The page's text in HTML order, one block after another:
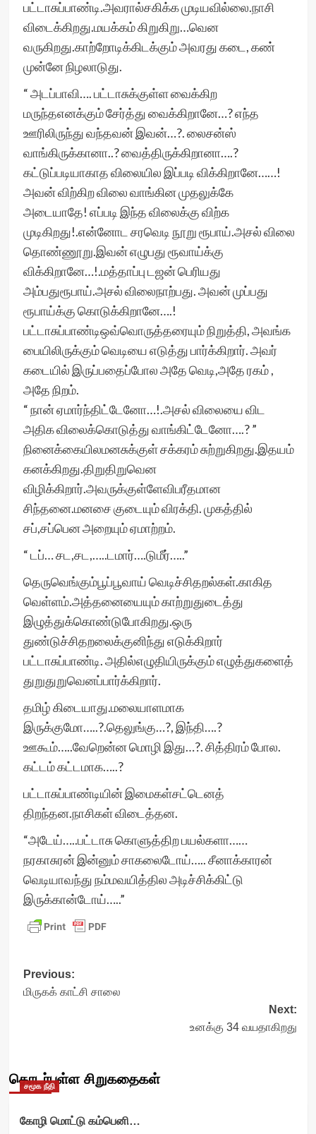
பட்டாசுப்பாண்டி.அவரால்சகிக்க முடியவில்லை.நாசி
விடைக்கிறது.மயக்கம் கிறுகிறு…வென
வருகிறது.காற்றோடிக்கிடக்கும் அவரது கடை, கண்
முன்னே நிழலாடுது.
“ அடப்பாவி…. பட்டாசுக்குள்ள வைக்கிற
மருந்தஎனக்கும் சேர்த்து வைக்கிறானே…? எந்த
ஊரிலிருந்து வந்தவன் இவன்…?. லைசன்ஸ்
வாங்கிருக்கானா..? வைத்திருக்கிறானா….?
கட்டுப்படியாகாத விலையில இப்படி விக்கிறானே……!
அவன் விற்கிற விலை வாங்கின முதலுக்கே
அடையாதே! எப்படி இந்த விலைக்கு விற்க
முடிகிறது!.என்னோட சரவெடி நூறு ரூபாய்.அசல் விலை
தொண்ணூறு.இவன் எழுபது ரூவாய்க்கு
விக்கிறானே…!.மத்தாப்பு டஜன் பெரியது
அம்பதுரூபாய்.அசல் விலைநாற்பது. அவன் முப்பது
ரூபாய்க்கு கொடுக்கிறானே….!
பட்டாசுப்பாண்டிஒவ்வொருத்தரையும் நிறுத்தி, அவங்க
பையிலிருக்கும் வெடியை எடுத்து பார்க்கிறார். அவர்
கடையில் இருப்பதைப்போல அதே வெடி,அதே ரகம் ,
அதே நிறம்.
“ நான் ஏமார்ந்திட்டேனோ…!.அசல் விலையை விட
அதிக விலைக்கொடுத்து வாங்கிட்டேனோ….? ”
நினைக்கையிலமனசுக்குள் சக்கரம் சுற்றுகிறது.இதயம்
கனக்கிறது.திறுதிறுவென
விழிக்கிறார்.அவருக்குள்ளேவிபரீதமான
சிந்தனை.மனசை குடையும் விரக்தி. முகத்தில்
சப்,சப்பென அறையும் ஏமாற்றம்.
“ டப்… சட,சட,…..டமார்….டுமீர்…..”
தெருவெங்கும்பூப்பூவாய் வெடிச்சிதறல்கள்.காகித
வெள்ளம்.அத்தனையையும் காற்றுதுடைத்து
இழுத்துக்கொண்டுபோகிறது.ஒரு
துண்டுச்சிதறலைக்குனிந்து எடுக்கிறார்
பட்டாசுப்பாண்டி. அதில்எழுதியிருக்கும் எழுத்துகளைத்
துறுதுறுவெனப்பார்க்கிறார்.
தமிழ் கிடையாது.மலையாளமாக
இருக்குமோ…..?.தெலுங்கு…?, இந்தி….?
ஊகூம்…..வேறென்ன மொழி இது…?. சித்திரம் போல.
கட்டம் கட்டமாக…..?
பட்டாசுப்பாண்டியின் இமைகள்சட்டெனத்
திறந்தன.நாசிகள் விடைத்தன.
“அடேய்…..பட்டாசு கொளுத்திற பயல்களா……
நரகாசுரன் இன்னும் சாகலைடோய்….. சீனாக்காரன்
வெடியாவந்து நம்மவயித்தில அடிச்சிக்கிட்டு
இருக்கான்டோய்…..”
Post
navigation
Previous:
மிருகக் காட்சி சாலை
Next:
உனக்கு 34 வயதாகிறது
தொடர்புள்ள சிறுகதைகள்
சமூக நீதி
கோழி மொட்டு கம்பெனி…